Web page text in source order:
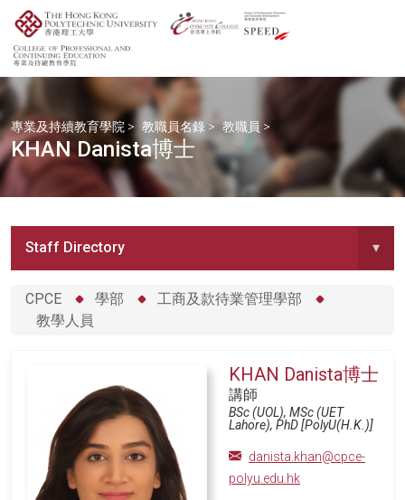
專業及持續教育學院 > 教職員名錄 > 教職員 >
KHAN Danista博士
Staff Directory ▾
CPCE 學部
工商及款待業管理學部
教學人員
KHAN Danista博士
講師
BSc (UOL), MSc (UET
Lahore), PhD [PolyU(H.K.)]
danista.khan@cpce-
polyu.edu.hk